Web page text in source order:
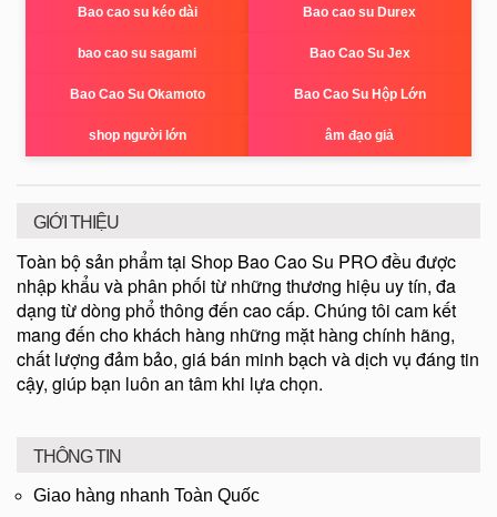
Bao cao su kéo dài Bao cao su Durex
bao cao su sagami Bao Cao Su Jex
Bao Cao Su Okamoto Bao Cao Su Hộp Lớn
shop người lớn âm đạo giả
GIỚI THIỆU
Toàn bộ sản phẩm tại Shop Bao Cao Su PRO đều được
nhập khẩu và phân phối từ những thương hiệu uy tín, đa
dạng từ dòng phổ thông đến cao cấp. Chúng tôi cam kết
mang đến cho khách hàng những mặt hàng chính hãng,
chất lượng đảm bảo, giá bán minh bạch và dịch vụ đáng tin
cậy, giúp bạn luôn an tâm khi lựa chọn.
THÔNG TIN
Giao hàng nhanh Toàn Quốc